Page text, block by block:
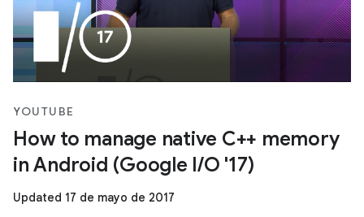
YOUTUBE
How to manage native C++ memory
in Android (Google I/O '17)
Updated 17 de mayo de 2017